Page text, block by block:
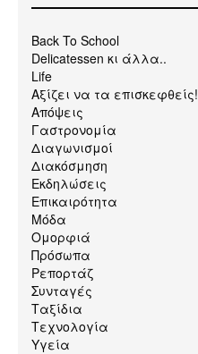
Back To School
Delicatessen κι άλλα..
Life
Αξίζει να τα επισκεφθείς!
Απόψεις
Γαστρονομία
Διαγωνισμοί
Διακόσμηση
Εκδηλώσεις
Επικαιρότητα
Μόδα
Ομορφιά
Πρόσωπα
Ρεπορτάζ
Συνταγές
Ταξίδια
Τεχνολογία
Υγεία